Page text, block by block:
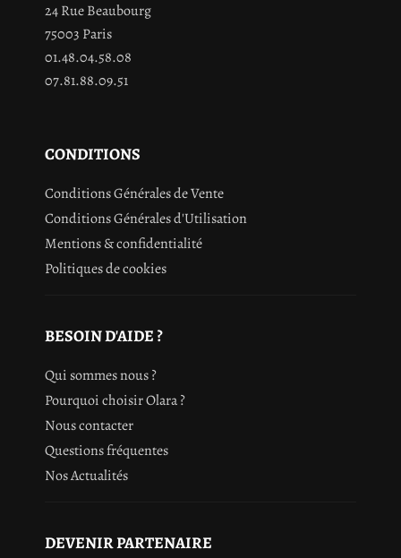
24 Rue Beaubourg
75003 Paris
01.48.04.58.08
07.81.88.09.51
CONDITIONS
Conditions Générales de Vente
Conditions Générales d'Utilisation
Mentions & confidentialité
Politiques de cookies
BESOIN D'AIDE ?
Qui sommes nous ?
Pourquoi choisir Olara ?
Nous contacter
Questions fréquentes
Nos Actualités
DEVENIR PARTENAIRE